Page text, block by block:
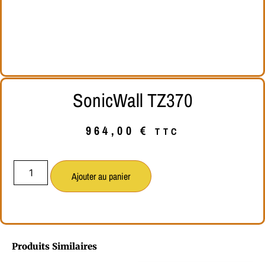
SonicWall TZ370
964,00€ TTC
Ajouter au panier
Produits Similaires